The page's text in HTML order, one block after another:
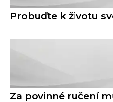
Probuďte k životu
Za povinné ručení